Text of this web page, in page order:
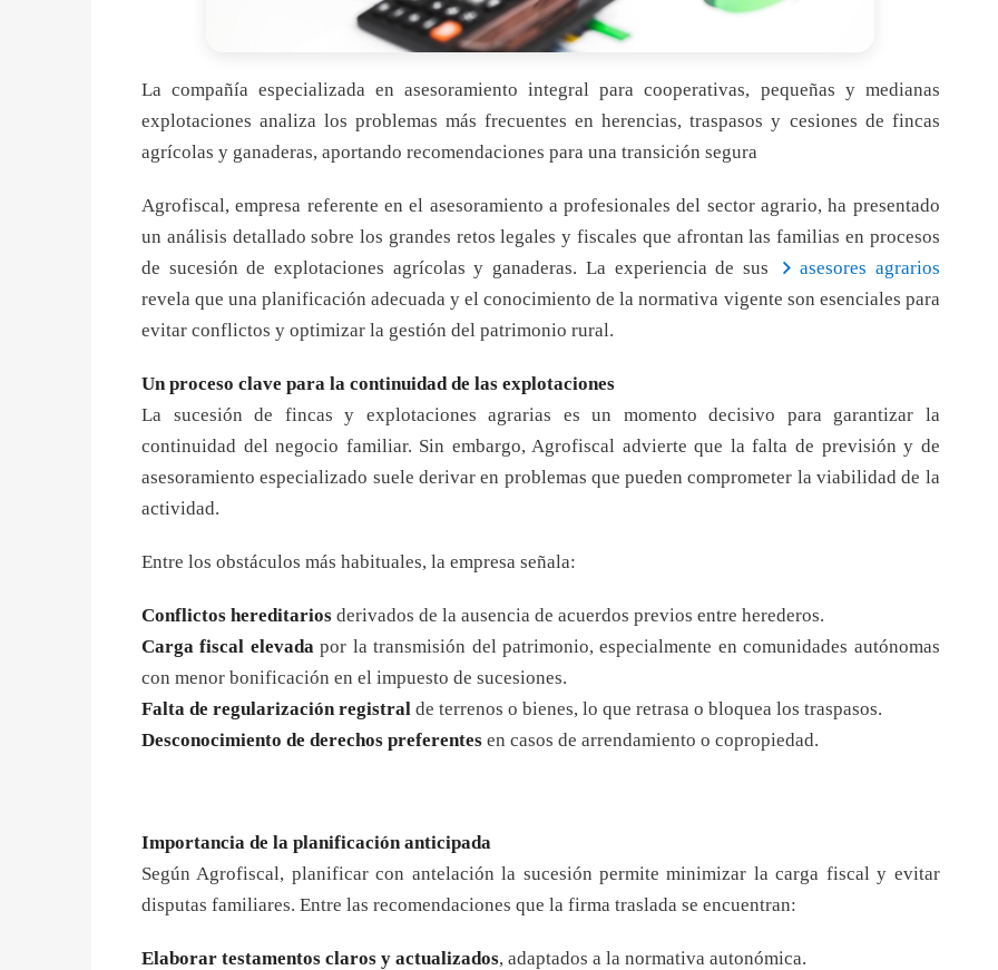
La compañía especializada en asesoramiento integral para cooperativas, pequeñas y medianas
explotaciones analiza los problemas más frecuentes en herencias, traspasos y cesiones de fincas
agrícolas y ganaderas, aportando recomendaciones para una transición segura
Agrofiscal, empresa referente en el asesoramiento a profesionales del sector agrario, ha presentado
un análisis detallado sobre los grandes retos legales y fiscales que afrontan las familias en procesos
de sucesión de explotaciones agrícolas y ganaderas. La experiencia de sus
asesores agrarios
revela que una planificación adecuada y el conocimiento de la normativa vigente son esenciales para
evitar conflictos y optimizar la gestión del patrimonio rural.
Un proceso clave para la continuidad de las explotaciones
La sucesión de fincas y explotaciones agrarias es un momento decisivo para garantizar la
continuidad del negocio familiar. Sin embargo, Agrofiscal advierte que la falta de previsión y de
asesoramiento especializado suele derivar en problemas que pueden comprometer la viabilidad de la
actividad.
Entre los obstáculos más habituales, la empresa señala:
Conflictos hereditarios derivados de la ausencia de acuerdos previos entre herederos.
Carga fiscal elevada por la transmisión del patrimonio, especialmente en comunidades autónomas
con menor bonificación en el impuesto de sucesiones.
Falta de regularización registral de terrenos o bienes, lo que retrasa o bloquea los traspasos.
Desconocimiento de derechos preferentes en casos de arrendamiento o copropiedad.
Importancia de la planificación anticipada
Según Agrofiscal, planificar con antelación la sucesión permite minimizar la carga fiscal y evitar
disputas familiares. Entre las recomendaciones que la firma traslada se encuentran:
Elaborar testamentos claros y actualizados, adaptados a la normativa autonómica.